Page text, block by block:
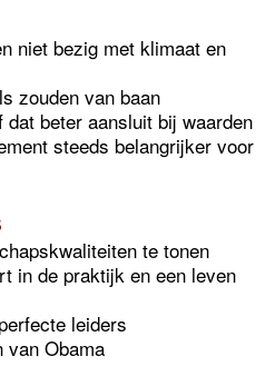
niet bezig met klimaat en
zouden van baan
beter aansluit bij waarden
steeds belangrijker voor
te tonen
in de praktijk en een leven
leiders
van Obama